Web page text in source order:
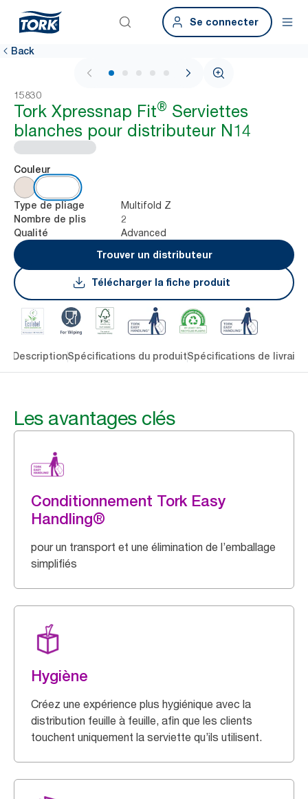
Se connecter
Back
1 / 7
15830
Tork Xpressnap Fit® Serviettes
blanches pour distributeur N14
Couleur
Type de pliage Multifold Z
Nombre de plis 2
Qualité
Advanced
Trouver un distributeur
Télécharger la fiche produit
DescriptionSpécifications du produitSpécifications de
Les avantages clés
Conditionnement Tork Easy
Handling®
pour un transport et une élimination de l’emballage
simplifiés
Hygiène
Créez une expérience plus hygiénique avec la
distribution feuille à feuille, afin que les clients
touchent uniquement la serviette qu’ils utilisent.